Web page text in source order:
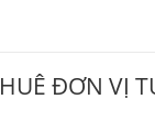
ĐƠN VỊ